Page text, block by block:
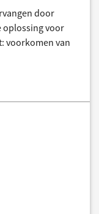
door
oplossing voor
voorkomen van